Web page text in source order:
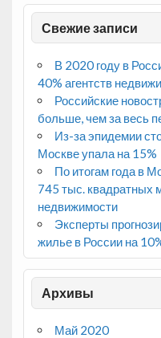
Свежие записи
В 2020 году в
40% агентств
Российские
больше, чем за весь
Из-за эпидемии
Москве упала на 15%
По итогам года в
745 тыс. квадратных
недвижимости
Эксперты
жилье в России на
Архивы
Май 2020